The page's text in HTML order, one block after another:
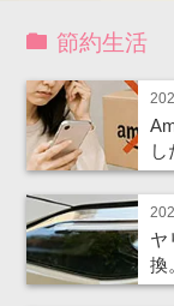
節約生活
ヤ
換